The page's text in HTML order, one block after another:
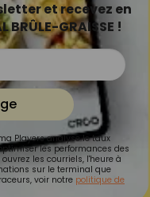
et recevez en
BRÛLE-GRAISSE !
Players analyse le taux
les performances des
les courriels, l'heure à
sur le terminal que
voir notre politique de